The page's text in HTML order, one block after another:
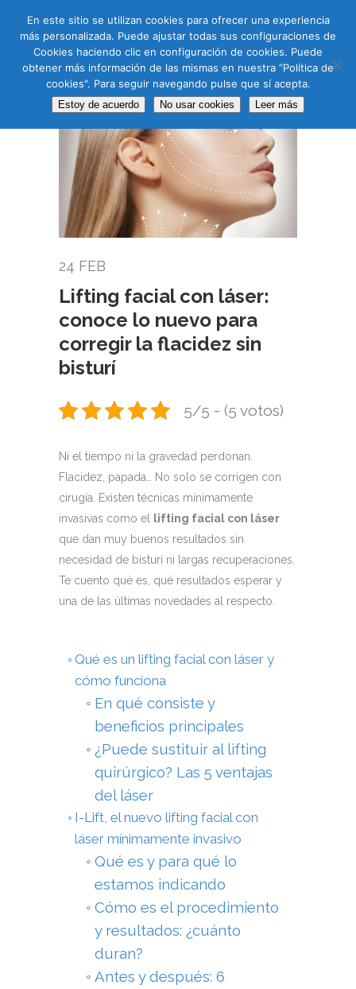
CAT ENG
24 FEB
Lifting facial con láser:
conoce lo nuevo para
corregir la flacidez sin
bisturí
5/5 - (5 votos)
Ni el tiempo ni la gravedad perdonan.
Flacidez, papada… No solo se corrigen con
cirugía. Existen técnicas mínimamente
invasivas como el
lifting facial con láser
que dan muy buenos resultados sin
necesidad de bisturí ni largas recuperaciones.
Te cuento qué es, qué resultados esperar y
una de las últimas novedades al respecto.
Qué es un lifting facial con láser y
cómo funciona
En qué consiste y
beneficios principales
¿Puede sustituir al lifting
quirúrgico? Las 5 ventajas
del láser
I-Lift, el nuevo lifting facial con
láser mínimamente invasivo
Qué es y para qué lo
estamos indicando
Cómo es el procedimiento
y resultados: ¿cuánto
duran?
Antes y después: 6
En este sitio se utilizan cookies para ofrecer una experiencia
más personalizada. Puede ajustar todas sus configuraciones de
Cookies haciendo clic en configuración de cookies. Puede
obtener más información de las mismas en nuestra “Política de
cookies". Para seguir navegando pulse que sí acepta.
Estoy de acuerdo No usar cookies Leer más